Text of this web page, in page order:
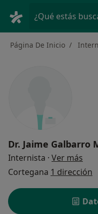
¿Qué estás
Página De Inicio
Dr. Jaime Galbarro
Internista · Ver más
Cortegana 1 dirección